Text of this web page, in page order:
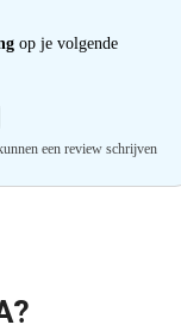
op je volgende
een review schrijven